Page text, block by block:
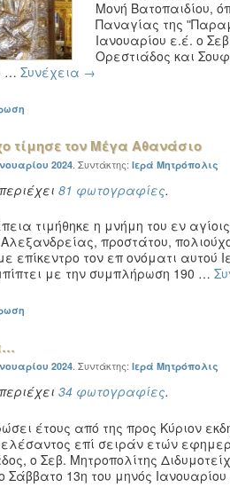
Μονή Βατοπαιδίου,
Παναγίας της
Ιανουαρίου ε.έ. ο
Ορεστιάδος και
… Συνέχεια →
τίμησε τον Μέγα Αθανάσιο
2024 Συντάκτης: Ιερά Μητρόπολις
81 φωτογραφίες.
τιμήθηκε η μνήμη του εν
προστάτου,
επίκεντρο τον επ ονόματι αυτού
με την συμπλήρωση 190 …
2024 Συντάκτης: Ιερά Μητρόπολις
34 φωτογραφίες.
έτους από της προς Κύριον
επί σειράν ετών
ο Σεβ. Μητροπολίτης
Σάββατο 13η του μηνός